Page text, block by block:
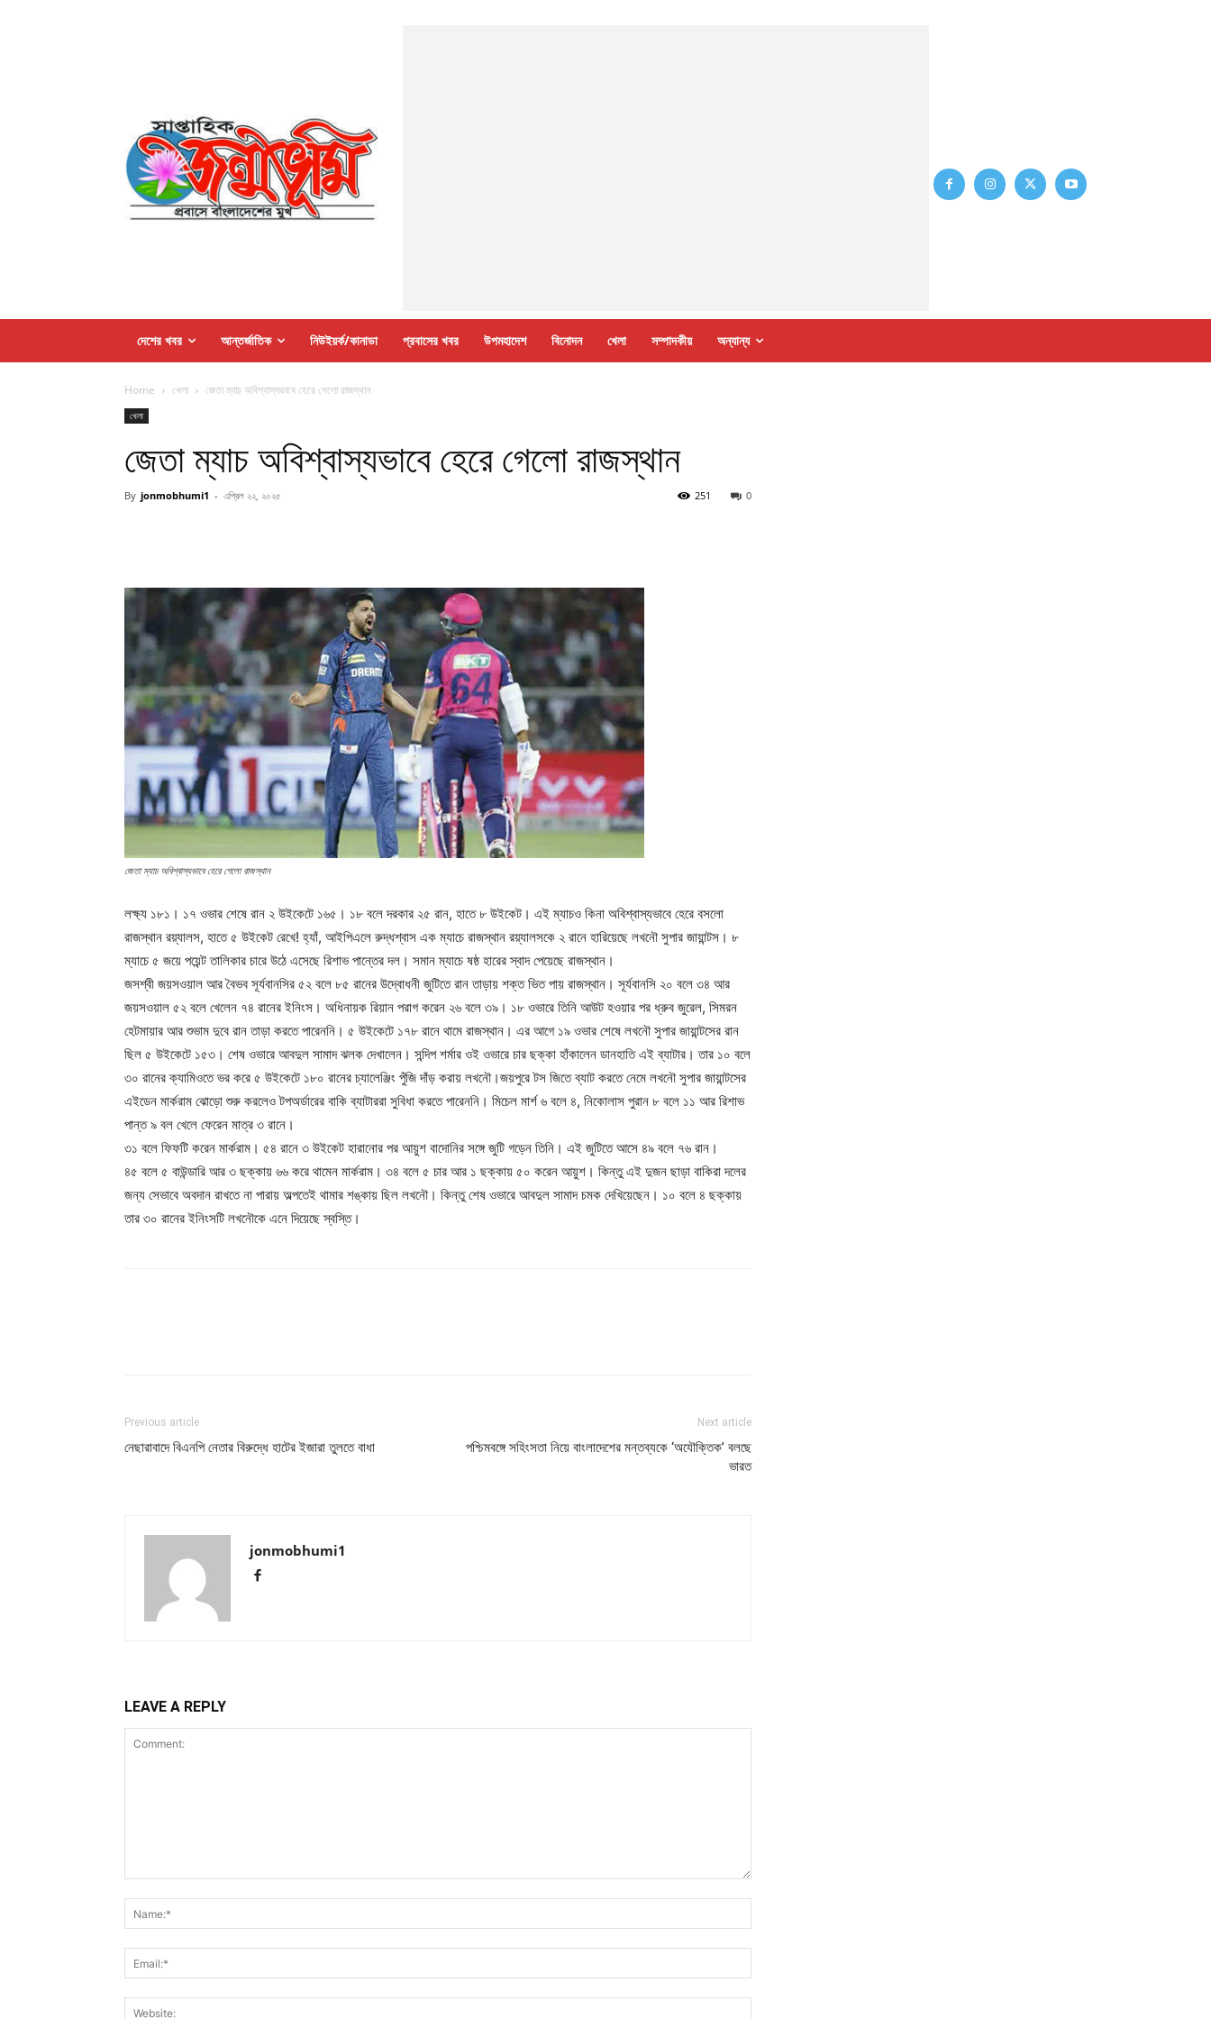
দেশের খবর আন্তর্জাতিক নিউইয়র্ক/কানাডা প্রবাসের খবর উপমহাদেশ বিনোদন খেলা সম্পাদকীয় অন্যান্য
Home খেলা জেতা ম্যাচ অবিশ্বাস্যভাবে হেরে গেলো রাজস্থান
খেলা
জেতা ম্যাচ অবিশ্বাস্যভাবে হেরে গেলো রাজস্থান
By jonmobhumi1 - এপ্রিল ২২, ২০২৫ 0
251
জেতা ম্যাচ অবিশ্বাস্যভাবে হেরে গেলো রাজস্থান
লক্ষ্য ১৮১। ১৭ ওভার শেষে রান ২ উইকেটে ১৬৫। ১৮ বলে দরকার ২৫ রান, হাতে ৮ উইকেট। এই ম্যাচও কিনা অবিশ্বাস্যভাবে হেরে বসলো
রাজস্থান রয়্যালস, হাতে ৫ উইকেট রেখে! হ্যাঁ, আইপিএলে রুদ্ধশ্বাস এক ম্যাচে রাজস্থান রয়্যালসকে ২ রানে হারিয়েছে লখনৌ সুপার জায়ান্টস। ৮
ম্যাচে ৫ জয়ে পয়েন্ট তালিকার চারে উঠে এসেছে রিশাভ পান্তের দল। সমান ম্যাচে ষষ্ঠ হারের স্বাদ পেয়েছে রাজস্থান।
জসশ্বী জয়সওয়াল আর বৈভব সূর্যবানসির ৫২ বলে ৮৫ রানের উদ্বোধনী জুটিতে রান তাড়ায় শক্ত ভিত পায় রাজস্থান। সূর্যবানসি ২০ বলে ৩৪ আর
জয়সওয়াল ৫২ বলে খেলেন ৭৪ রানের ইনিংস। অধিনায়ক রিয়ান পরাগ করেন ২৬ বলে ৩৯। ১৮ ওভারে তিনি আউট হওয়ার পর ধ্রুব জুরেল, সিমরন
হেটমায়ার আর শুভাম দুবে রান তাড়া করতে পারেননি। ৫ উইকেটে ১৭৮ রানে থামে রাজস্থান। এর আগে ১৯ ওভার শেষে লখনৌ সুপার জায়ান্টসের রান
ছিল ৫ উইকেটে ১৫৩। শেষ ওভারে আবদুল সামাদ ঝলক দেখালেন। সন্দিপ শর্মার ওই ওভারে চার ছক্কা হাঁকালেন ডানহাতি এই ব্যাটার। তার ১০ বলে
৩০ রানের ক্যামিওতে ভর করে ৫ উইকেটে ১৮০ রানের চ্যালেঞ্জিং পুঁজি দাঁড় করায় লখনৌ।জয়পুরে টস জিতে ব্যাট করতে নেমে লখনৌ সুপার জায়ান্টসের
এইডেন মার্করাম ঝোড়ো শুরু করলেও টপঅর্ডারের বাকি ব্যাটাররা সুবিধা করতে পারেননি। মিচেল মার্শ ৬ বলে ৪, নিকোলাস পুরান ৮ বলে ১১ আর রিশাভ
পান্ত ৯ বল খেলে ফেরেন মাত্র ৩ রানে।
৩১ বলে ফিফটি করেন মার্করাম। ৫৪ রানে ৩ উইকেট হারানোর পর আয়ুশ বাদোনির সঙ্গে জুটি গড়েন তিনি। এই জুটিতে আসে ৪৯ বলে ৭৬ রান।
৪৫ বলে ৫ বাউন্ডারি আর ৩ ছক্কায় ৬৬ করে থামেন মার্করাম। ৩৪ বলে ৫ চার আর ১ ছক্কায় ৫০ করেন আয়ুশ। কিন্তু এই দুজন ছাড়া বাকিরা দলের
জন্য সেভাবে অবদান রাখতে না পারায় অল্পতেই থামার শঙ্কায় ছিল লখনৌ। কিন্তু শেষ ওভারে আবদুল সামাদ চমক দেখিয়েছেন। ১০ বলে ৪ ছক্কায়
তার ৩০ রানের ইনিংসটি লখনৌকে এনে দিয়েছে স্বস্তি।
Previous article
নেছারাবাদে বিএনপি নেতার বিরুদ্ধে হাটের ইজারা তুলতে বাধা
Next article
পশ্চিমবঙ্গে সহিংসতা নিয়ে বাংলাদেশের মন্তব্যকে ‘অযৌক্তিক’ বলছে
ভারত
jonmobhumi1
LEAVE A REPLY